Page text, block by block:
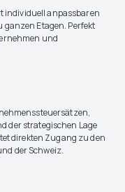
individuell anpassbaren
ganzen Etagen. Perfekt
und
der strategischen Lage
direkten Zugang zu den
der Schweiz.